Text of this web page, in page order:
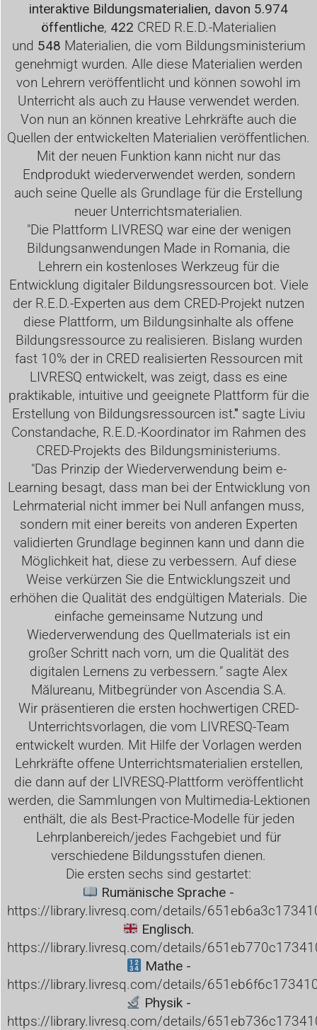
interaktive Bildungsmaterialien, davon 5.974
öffentliche, 422 CRED R.E.D.-Materialien
und 548 Materialien, die vom Bildungsministerium
genehmigt wurden. Alle diese Materialien werden
von Lehrern veröffentlicht und können sowohl im
Unterricht als auch zu Hause verwendet werden.
Von nun an können kreative Lehrkräfte auch die
Quellen der entwickelten Materialien veröffentlichen.
Mit der neuen Funktion kann nicht nur das
Endprodukt wiederverwendet werden, sondern
auch seine Quelle als Grundlage für die Erstellung
neuer Unterrichtsmaterialien.
"Die Plattform LIVRESQ war eine der wenigen
Bildungsanwendungen Made in Romania, die
Lehrern ein kostenloses Werkzeug für die
Entwicklung digitaler Bildungsressourcen bot. Viele
der R.E.D.-Experten aus dem CRED-Projekt nutzen
diese Plattform, um Bildungsinhalte als offene
Bildungsressource zu realisieren. Bislang wurden
fast 10% der in CRED realisierten Ressourcen mit
LIVRESQ entwickelt, was zeigt, dass es eine
praktikable, intuitive und geeignete Plattform für die
Erstellung von Bildungsressourcen ist." sagte Liviu
Constandache, R.E.D.-Koordinator im Rahmen des
CRED-Projekts des Bildungsministeriums.
"Das Prinzip der Wiederverwendung beim e-
Learning besagt, dass man bei der Entwicklung von
Lehrmaterial nicht immer bei Null anfangen muss,
sondern mit einer bereits von anderen Experten
validierten Grundlage beginnen kann und dann die
Möglichkeit hat, diese zu verbessern. Auf diese
Weise verkürzen Sie die Entwicklungszeit und
erhöhen die Qualität des endgültigen Materials. Die
einfache gemeinsame Nutzung und
Wiederverwendung des Quellmaterials ist ein
großer Schritt nach vorn, um die Qualität des
digitalen Lernens zu verbessern." sagte Alex
Mălureanu, Mitbegründer von Ascendia S.A.
Wir präsentieren die ersten hochwertigen CRED-
Unterrichtsvorlagen, die vom LIVRESQ-Team
entwickelt wurden. Mit Hilfe der Vorlagen werden
Lehrkräfte offene Unterrichtsmaterialien erstellen,
die dann auf der LIVRESQ-Plattform veröffentlicht
werden, die Sammlungen von Multimedia-Lektionen
enthält, die als Best-Practice-Modelle für jeden
Lehrplanbereich/jedes Fachgebiet und für
verschiedene Bildungsstufen dienen.
Die ersten sechs sind gestartet:
Rumänische Sprache -
https://library.livresq.com/details/
Englisch.
https://library.livresq.com/details/
Mathe -
https://library.livresq.com/details/
Physik -
https://library.livresq.com/details/